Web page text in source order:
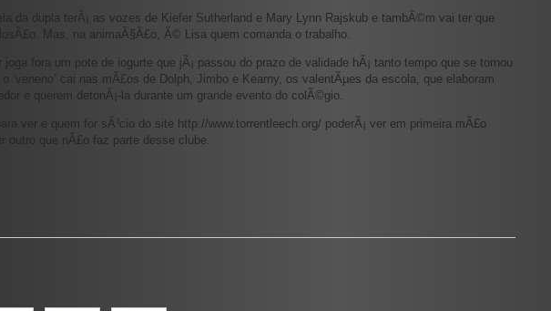
da dupla terÃ¡ as vozes de Kiefer Sutherland e Mary Lynn Rajskub e tambÃ©m vai ter que
Mas, na animaÃ§Ã£o, Ã© Lisa quem comanda o trabalho.
joga fora um pote de iogurte que jÃ¡ passou do prazo de validade hÃ¡ tanto tempo que se tornou
o ‘veneno’ cai nas mÃ£os de Dolph, Jimbo e Kearny, os valentÃµes da escola, que elaboram
e querem detonÃ¡-la durante um grande evento do colÃ©gio.
ver e quem for sÃ³cio do site http://www.torrentleech.org/ poderÃ¡ ver em primeira mÃ£o
outro que nÃ£o faz parte desse clube.